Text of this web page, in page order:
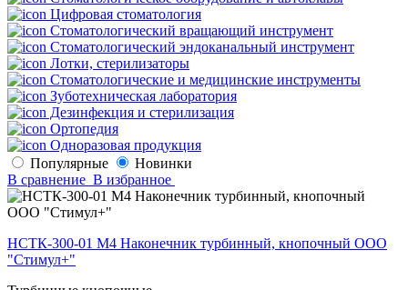
Цифровая стоматология
Стоматологический вращающий инструмент
Стоматологический эндоканальный инструмент
Лотки, стерилизаторы
Стоматологические и медицинские инструменты
Зуботехническая лаборатория
Дезинфекция и стерилизация
Ортопедия
Одноразовая продукция
Популярные
Новинки
В сравнение В избранное
НСТК-300-01 М4 Наконечник турбинный, кнопочный ООО
"Стимул+"